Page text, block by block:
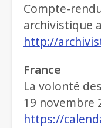
Compte-
archivistique
http://
France
La volonté
19 novembre
https://